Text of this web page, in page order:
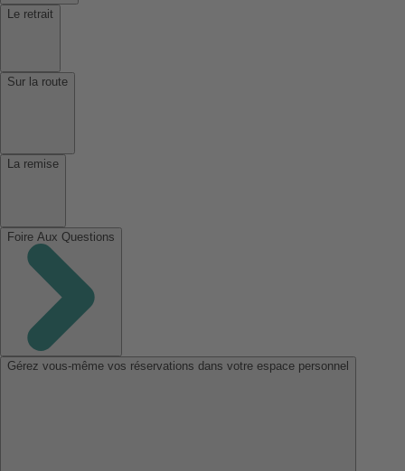
Le retrait
Sur la route
La remise
Foire Aux Questions
Gérez vous-même vos réservations dans votre espace personnel